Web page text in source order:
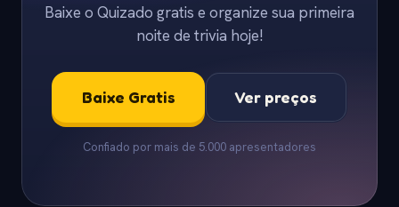
Baixe o Quizado gratis e organize sua primeira
noite de trivia hoje!
Baixe Gratis Ver preços
Confiado por mais de 5.000 apresentadores